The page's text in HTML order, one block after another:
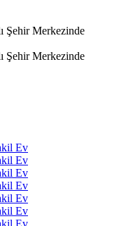
Şehir Merkezinde
Şehir Merkezinde